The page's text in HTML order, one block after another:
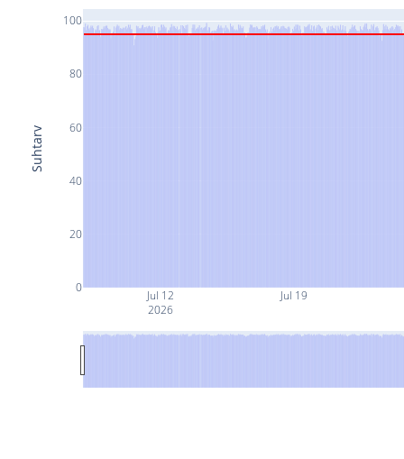
Jul 12
2026
Jul 19
0
20
40
60
80
100
Suhtarv